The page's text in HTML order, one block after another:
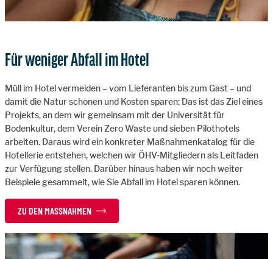
Für weniger Abfall im Hotel
Müll im Hotel vermeiden – vom Lieferanten bis zum Gast – und
damit die Natur schonen und Kosten sparen: Das ist das Ziel eines
Projekts, an dem wir gemeinsam mit der Universität für
Bodenkultur, dem Verein Zero Waste und sieben Pilothotels
arbeiten. Daraus wird ein konkreter Maßnahmenkatalog für die
Hotellerie entstehen, welchen wir ÖHV-Mitgliedern als Leitfaden
zur Verfügung stellen. Darüber hinaus haben wir noch weiter
Beispiele gesammelt, wie Sie Abfall im Hotel sparen können.
ZU DEN MASSNAHMEN